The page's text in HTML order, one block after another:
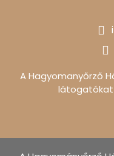
A Hagyomanyőrző
látogatókat